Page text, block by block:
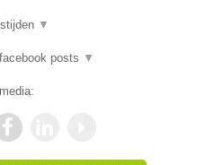
▼
posts ▼